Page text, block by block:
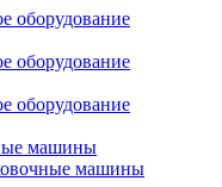
оборудование
оборудование
оборудование
машины
машины